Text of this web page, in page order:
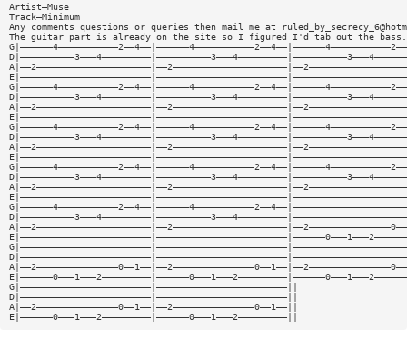
Artist—Muse
Track—Minimum
Any comments questions or queries then mail me at
The guitar part is already on the site so I figured I'd tab out the
G|————————————————————————|————————————————————————||
D|————————————————————————|————————————————————————||
A|——2———————————————0——1——|——2———————————————0——1——||
E|——————0———1———2—————————|——————0———1———2—————————||